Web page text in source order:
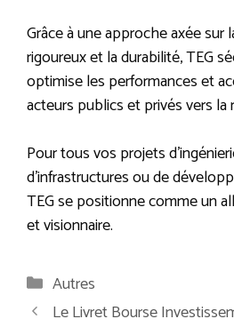
Grâce à une approche axée sur
rigoureux et la durabilité, TEG
optimise les performances et
acteurs publics et privés vers la
Pour tous vos projets
d’infrastructures ou de
TEG se positionne comme un
et visionnaire.
Catégories
Autres
Le Livret Bourse